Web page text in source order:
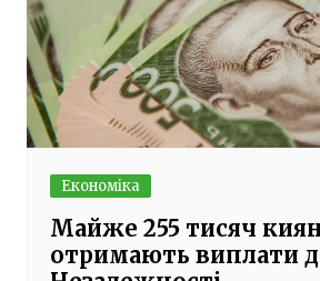
Економіка
Майже 255 тисяч
отримають виплати